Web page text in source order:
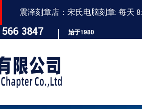
震泽刻章店：宋氏电脑刻章: 每天
3847 始于1980